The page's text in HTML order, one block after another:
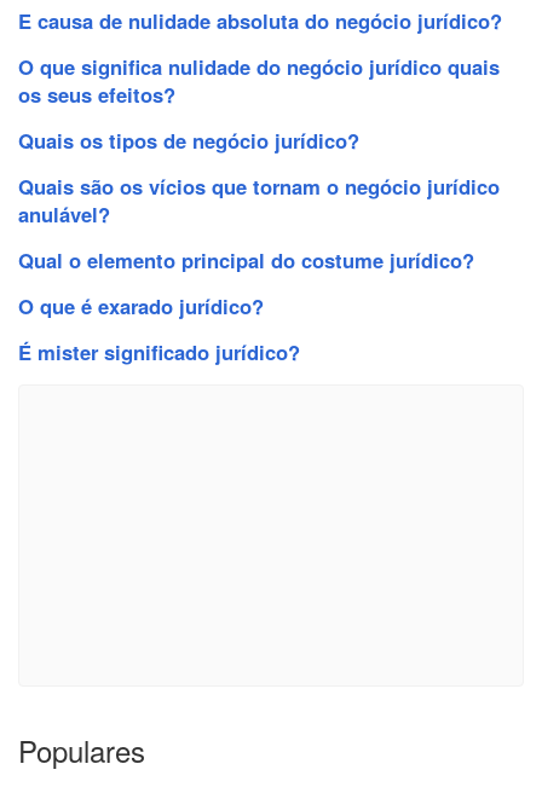
E causa de nulidade absoluta do negócio jurídico?
O que significa nulidade do negócio jurídico quais
os seus efeitos?
Quais os tipos de negócio jurídico?
Quais são os vícios que tornam o negócio jurídico
anulável?
Qual o elemento principal do costume jurídico?
O que é exarado jurídico?
É mister significado jurídico?
Populares